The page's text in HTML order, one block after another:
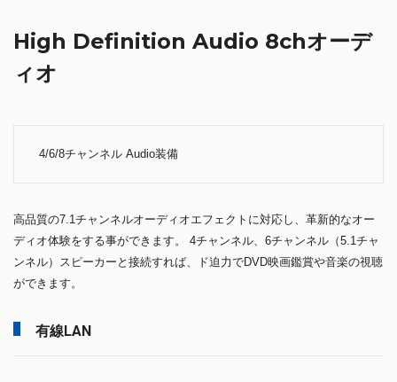
High Definition Audio 8chオーデ
ィオ
4/6/8チャンネル Audio装備
高品質の7.1チャンネルオーディオエフェクトに対応し、革新的なオー
ディオ体験をする事ができます。 4チャンネル、6チャンネル（5.1チャ
ンネル）スピーカーと接続すれば、ド迫力でDVD映画鑑賞や音楽の視聴
ができます。
有線LAN